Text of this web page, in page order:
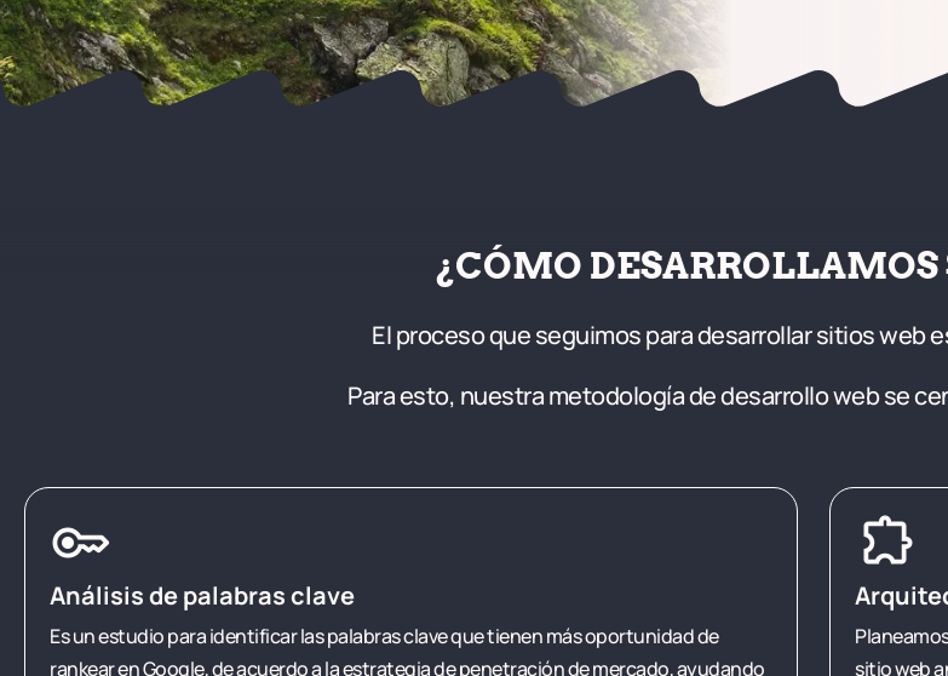
¿CÓMO DESARROLLAMOS
El proceso que seguimos para desarrollar sitios web
Para esto, nuestra metodología de desarrollo web se
key
Análisis de palabras clave
Es un estudio para identificar las palabras clave que tienen más oportunidad de
rankear en Google, de acuerdo a la estrategia de penetración de mercado, ayudando
extension
sitio web